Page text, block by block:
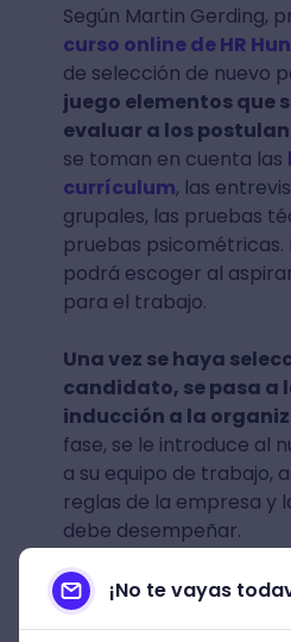
Según Martin Gerding,
curso online de HR
de selección de nuevo
juego elementos que
evaluar a los
se toman en cuenta las
currículum, las
grupales, las pruebas
pruebas psicométricas.
podrá escoger al
para el trabajo.
Una vez se haya
candidato, se pasa a
inducción a la
fase, se le introduce al
a su equipo de trabajo,
reglas de la empresa y
debe desempeñar.
¡No te vayas